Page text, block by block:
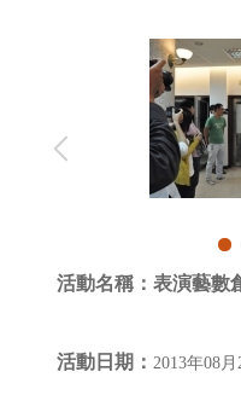
活動名稱： 表演藝數
活動日期： 2013年08月